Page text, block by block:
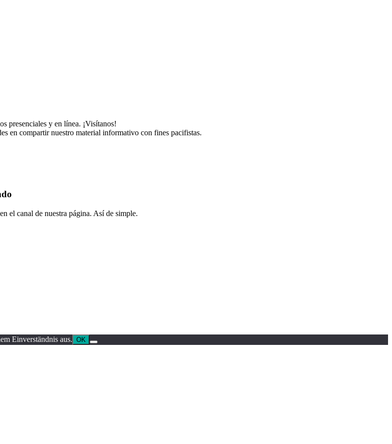
presenciales y en línea. ¡Visítanos!
en compartir nuestro material informativo con fines pacifistas.
el canal de nuestra página. Así de simple.
Einverständnis aus. OK